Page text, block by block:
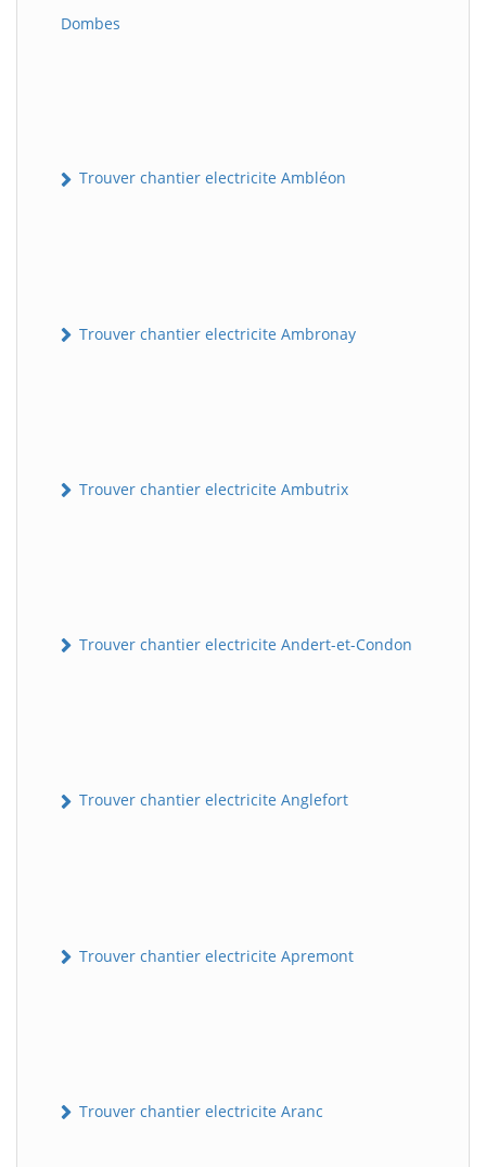
Dombes
Trouver chantier electricite Ambléon
Trouver chantier electricite Ambronay
Trouver chantier electricite Ambutrix
Trouver chantier electricite Andert-et-Condon
Trouver chantier electricite Anglefort
Trouver chantier electricite Apremont
Trouver chantier electricite Aranc